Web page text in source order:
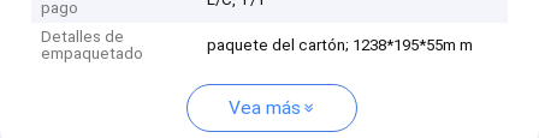
pago
Detalles de
empaquetado
paquete del cartón; 1238*195*55m m
Vea más